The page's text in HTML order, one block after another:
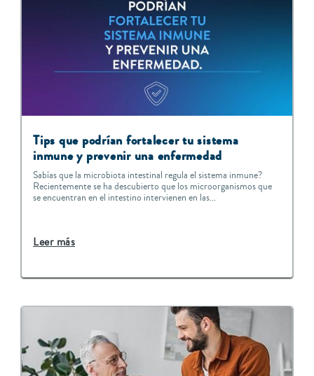
Tips que podrían fortalecer tu sistema
inmune y prevenir una enfermedad
Sabías que la microbiota intestinal regula el sistema inmune?
Recientemente se ha descubierto que los microorganismos que
se encuentran en el intestino intervienen en las...
Leer más